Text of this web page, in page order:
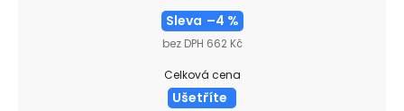
Sleva –4 %
bez DPH 662 Kč
Celková cena
Ušetříte